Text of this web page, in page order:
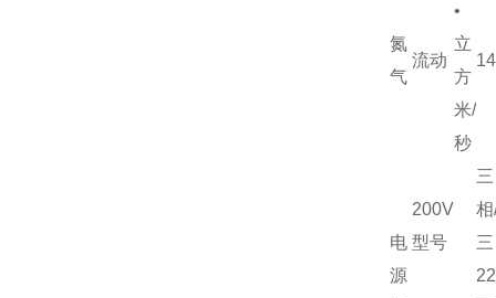
氮
气
流动
•
立
方
米/
秒
电
源
200V
型号
三